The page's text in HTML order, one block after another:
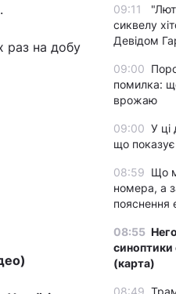
раз на добу
09:11
сиквелу
Девідом
09:00
помилка:
врожаю
09:00 У ці
що
08:59 Що
номера, а
пояснення
08:55
синоптики
(карта)
08:49